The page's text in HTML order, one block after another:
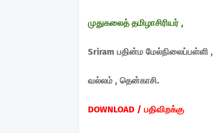
முதுகலைத் தமிழாசிரியர் ,
Sriram பதின்ம மேல்நிலைப்பள்ளி ,
வல்லம் , தென்காசி.
DOWNLOAD / பதிவிறக்கு